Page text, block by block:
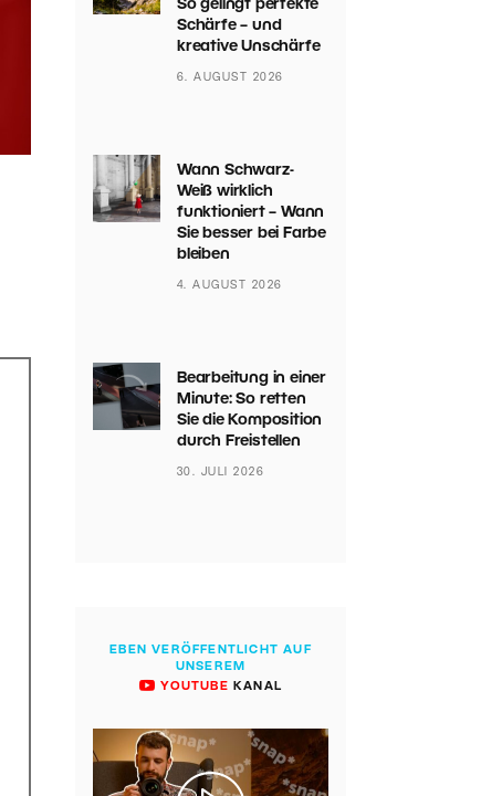
So gelingt perfekte
Schärfe – und
kreative Unschärfe
6. AUGUST 2026
Wann Schwarz-
Weiß wirklich
funktioniert – Wann
Sie besser bei Farbe
bleiben
4. AUGUST 2026
Bearbeitung in einer
Minute: So retten
Sie die Komposition
durch Freistellen
30. JULI 2026
EBEN VERÖFFENTLICHT AUF
UNSEREM
YOUTUBE KANAL